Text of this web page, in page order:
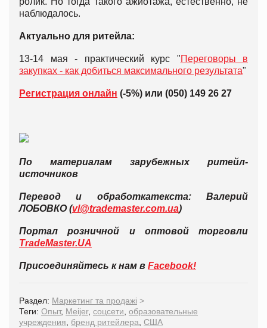
наблюдалось.
Актуально для ритейла:
13-14 мая - практический курс "Переговоры в
закупках - как добиться максимального результата"
Регистрация онлайн (-5%) или (050) 149 26 27
По материалам зарубежных ритейл-
источников
Перевод и обработкатекста: Валерий
ЛОБОВКО (vl@trademaster.com.ua)
Портал розничной и оптовой торговли
TradeMaster.UA
Присоединяйтесь к нам в Facebook!
Раздел: Маркетинг та продажі >
Теги: Опыт, Meijer, соцсети, образовательные
учреждения, бренд ритейлера, США